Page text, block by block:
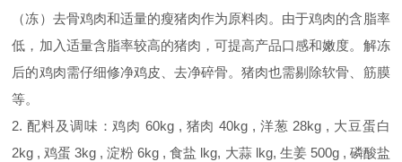
（冻）去骨鸡肉和适量的瘦猪肉作为原料肉。由于鸡肉的含脂率
低，加入适量含脂率较高的猪肉，可提高产品口感和嫩度。解冻
后的鸡肉需仔细修净鸡皮、去净碎骨。猪肉也需剔除软骨、筋膜
等。
2. 配料及调味：鸡肉 60kg , 猪肉 40kg , 洋葱 28kg , 大豆蛋白
2kg , 鸡蛋 3kg , 淀粉 6kg , 食盐 lkg, 大蒜 lkg, 生姜 500g , 磷酸盐